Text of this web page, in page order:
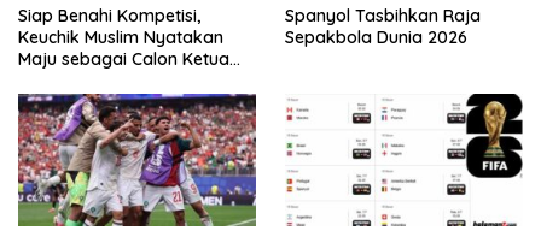
Siap Benahi Kompetisi,
Keuchik Muslim Nyatakan
Maju sebagai Calon Ketua
Spanyol Tasbihkan Raja
Sepakbola Dunia 2026